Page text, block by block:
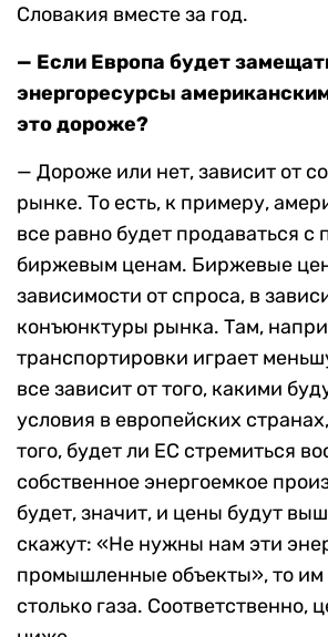
Словакия вместе за год.
— Если Европа будет
энергоресурсы
это дороже?
— Дороже или нет, зависит от
рынке. То есть, к примеру,
все равно будет продаваться с
биржевым ценам. Биржевые
зависимости от спроса, в
конъюнктуры рынка. Там,
транспортировки играет
все зависит от того, какими
условия в европейских
того, будет ли ЕС стремиться
собственное энергоемкое
будет, значит, и цены будут
скажут: «Не нужны нам эти
промышленные объекты», то
столько газа. Соответственно,